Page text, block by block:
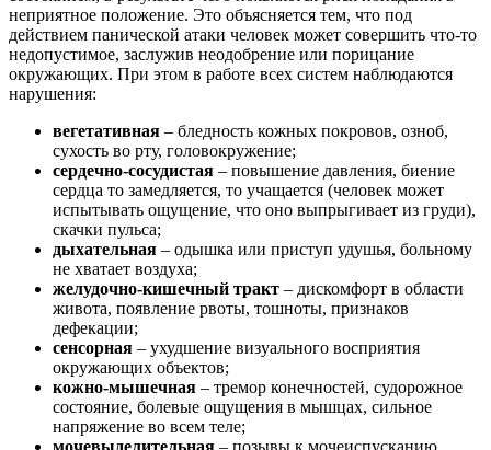
неприятное положение. Это объясняется тем, что под
действием панической атаки человек может совершить что-то
недопустимое, заслужив неодобрение или порицание
окружающих. При этом в работе всех систем наблюдаются
нарушения:
вегетативная – бледность кожных покровов, озноб,
сухость во рту, головокружение;
сердечно-сосудистая – повышение давления, биение
сердца то замедляется, то учащается (человек может
испытывать ощущение, что оно выпрыгивает из груди),
скачки пульса;
дыхательная – одышка или приступ удушья, больному
не хватает воздуха;
желудочно-кишечный тракт – дискомфорт в области
живота, появление рвоты, тошноты, признаков
дефекации;
сенсорная – ухудшение визуального восприятия
окружающих объектов;
кожно-мышечная – тремор конечностей, судорожное
состояние, болевые ощущения в мышцах, сильное
напряжение во всем теле;